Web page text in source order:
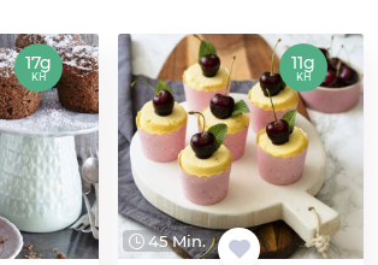
17g
KH
45 Min.
11g
KH